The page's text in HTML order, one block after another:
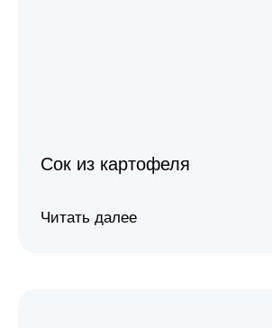
Сок из картофеля
Читать далее